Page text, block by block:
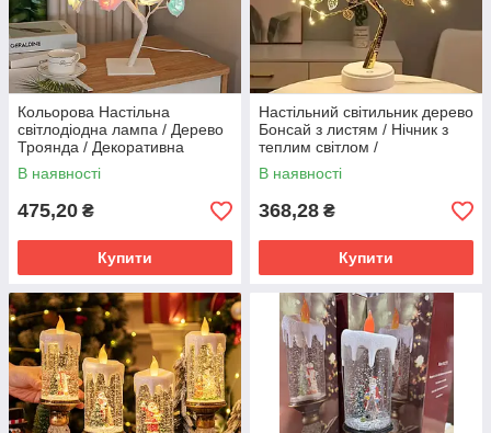
Кольорова Настільна
світлодіодна лампа / Дерево
Троянда / Декоративна
настільна лампа для дому
В наявності
475,20 ₴
Купити
Настільний світильник дерево
Бонсай з листям / Нічник з
теплим світлом /
Декоративний світильник від
USB 72 LED
В наявності
368,28 ₴
Купити